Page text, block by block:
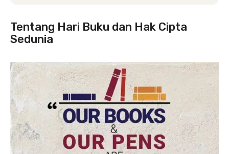
Tentang Hari Buku dan Hak Cipta
Sedunia